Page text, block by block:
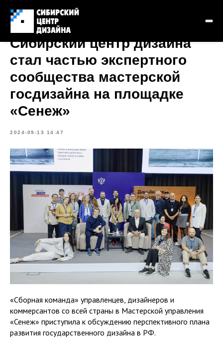
Сибирский центр дизайна
стал частью экспертного
сообщества мастерской
госдизайна на площадке
«Сенеж»
2024-09-13 14:47
«Сборная команда» управленцев, дизайнеров и
коммерсантов со всей страны в Мастерской управления
«Сенеж» приступила к обсуждению перспективного плана
развития государственного дизайна в РФ.